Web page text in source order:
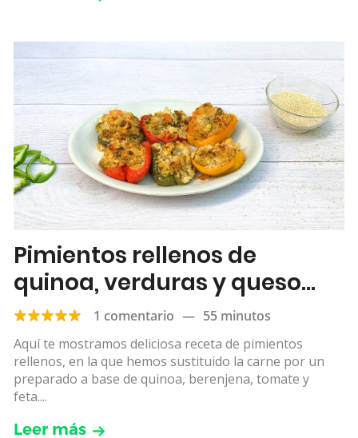
Pimientos rellenos de
quinoa, verduras y queso
feta
1 comentario — 55 minutos
Aquí te mostramos deliciosa receta de pimientos
rellenos, en la que hemos sustituido la carne por un
preparado a base de quinoa, berenjena, tomate y
feta....
Leer más